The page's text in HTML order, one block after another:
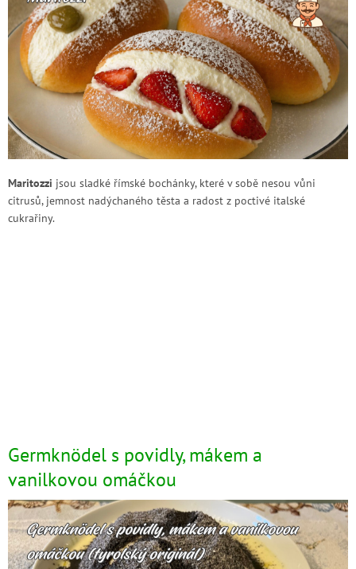
Maritozzi jsou sladké římské bochánky, které v sobě nesou vůni
citrusů, jemnost nadýchaného těsta a radost z poctivé italské
cukrařiny.
Germknödel s povidly, mákem a
vanilkovou omáčkou